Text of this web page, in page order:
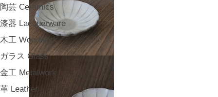
陶芸 Ceramics
漆器 Lacquerware
木工 Woodwork
ガラス Glass
金工 Metalwork
革 Leather